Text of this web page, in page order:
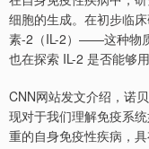
细胞的生成。在初步临
素-2（IL-2）——这种物
也在探索 IL-2 是否能够
CNN网站发文介绍，诺
现对于我们理解免疫系
重的自身免疫性疾病，